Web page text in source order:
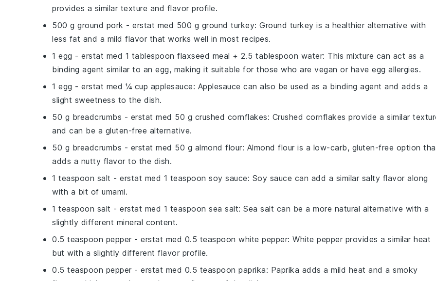
provides a similar texture and flavor profile.
500 g ground pork - erstat med 500 g ground turkey: Ground turkey is a healthier alternative with
less fat and a mild flavor that works well in most recipes.
1 egg - erstat med 1 tablespoon flaxseed meal + 2.5 tablespoon water: This mixture can act as a
binding agent similar to an egg, making it suitable for those who are vegan or have egg allergies.
1 egg - erstat med ¼ cup applesauce: Applesauce can also be used as a binding agent and adds a
slight sweetness to the dish.
50 g breadcrumbs - erstat med 50 g crushed cornflakes: Crushed cornflakes provide a similar
and can be a gluten-free alternative.
50 g breadcrumbs - erstat med 50 g almond flour: Almond flour is a low-carb, gluten-free option
adds a nutty flavor to the dish.
1 teaspoon salt - erstat med 1 teaspoon soy sauce: Soy sauce can add a similar salty flavor along
with a bit of umami.
1 teaspoon salt - erstat med 1 teaspoon sea salt: Sea salt can be a more natural alternative with a
slightly different mineral content.
0.5 teaspoon pepper - erstat med 0.5 teaspoon white pepper: White pepper provides a similar heat
but with a slightly different flavor profile.
0.5 teaspoon pepper - erstat med 0.5 teaspoon paprika: Paprika adds a mild heat and a smoky